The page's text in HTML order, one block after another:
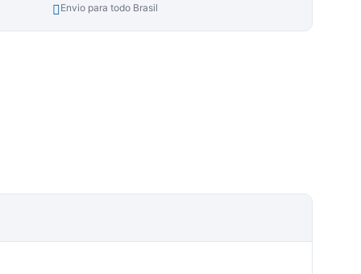
Envio para todo Brasil